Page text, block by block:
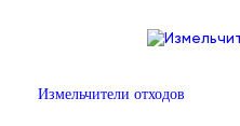
Измельчители отходов